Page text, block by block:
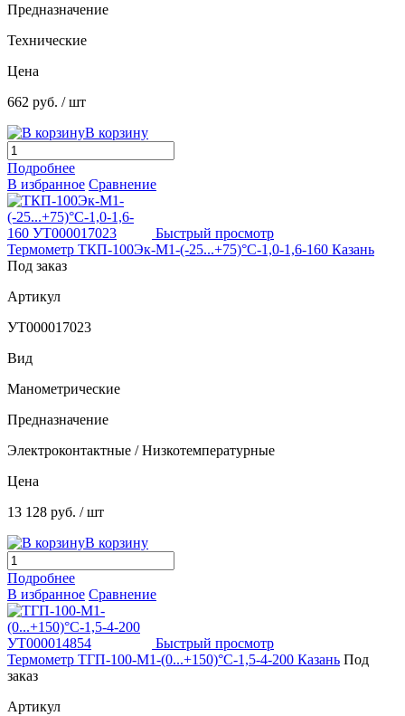
Предназначение
Технические
Цена
662 руб. / шт
В корзину
Подробнее
В избранное Сравнение
Быстрый просмотр
Термометр ТКП-100Эк-М1-(-25...+75)°С-1,0-1,6-160 Казань
Под заказ
Артикул
УТ000017023
Вид
Манометрические
Предназначение
Электроконтактные / Низкотемпературные
Цена
13 128 руб. / шт
В корзину
Подробнее
В избранное Сравнение
Быстрый просмотр
Термометр ТГП-100-М1-(0...+150)°С-1,5-4-200 Казань Под
заказ
Артикул